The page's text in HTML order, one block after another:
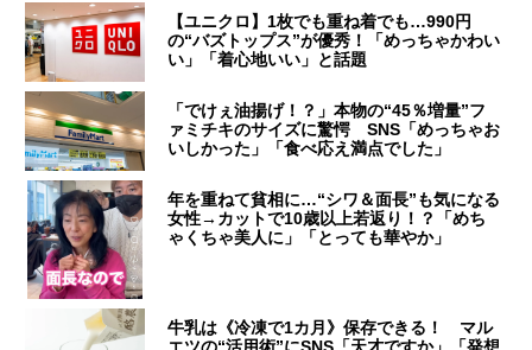
【ユニクロ】1枚でも重ね着でも…990円
の“バズトップス”が優秀！「めっちゃかわい
い」「着心地いい」と話題
「でけぇ油揚げ！？」本物の“45％増量”フ
ァミチキのサイズに驚愕 SNS「めっちゃお
いしかった」「食べ応え満点でした」
年を重ねて貧相に…“シワ＆面長”も気になる
女性→カットで10歳以上若返り！？「めち
ゃくちゃ美人に」「とっても華やか」
牛乳は《冷凍で1カ月》保存できる！ マル